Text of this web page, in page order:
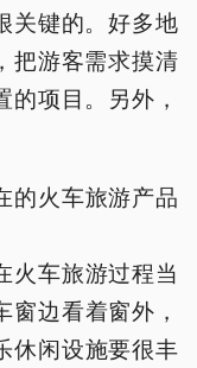
关键的。好多地
把游客需求摸清
项目。另外，
的火车旅游产品
火车旅游过程当
边看着窗外，
休闲设施要很丰